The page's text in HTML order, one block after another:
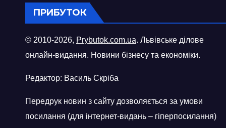
ПРИБУТОК
© 2010-2026, Prybutok.com.ua. Львівське ділове
онлайн-видання. Новини бізнесу та економіки.
Редактор: Василь Скріба
Передрук новин з сайту дозволяється за умови
посилання (для інтернет-видань – гіперпосилання)